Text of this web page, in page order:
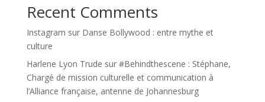
Recent Comments
Instagram sur Danse Bollywood : entre mythe et
culture
Harlene Lyon Trude sur #Behindthescene : Stéphane,
Chargé de mission culturelle et communication à
l’Alliance française, antenne de Johannesburg